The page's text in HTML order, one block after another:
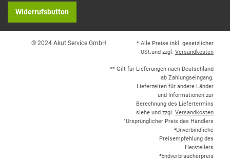
Widerrufsbutton
® 2024 Akut Service GmbH
* Alle Preise inkl. gesetzlicher
USt.und zzgl. Versandkosten
** Gilt für Lieferungen nach Deutschland
ab Zahlungseingang.
Lieferzeiten für andere Länder
und Informationen zur
Berechnung des Liefertermins
siehe und zzgl. Versandkosten
¹Ursprünglicher Preis des Händlers
²Unverbindliche
Preisempfehlung des
Herstellers
³Endverbraucherpreis